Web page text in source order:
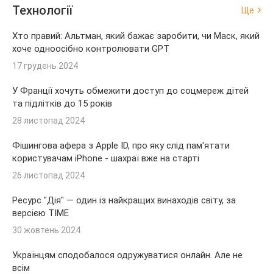
Технології Ще
Хто правий: Альтман, який бажає заробити, чи Маск, який
хоче одноосібно контролювати GPT
17 грудень 2024
У Франції хочуть обмежити доступ до соцмереж дітей
та підлітків до 15 років
28 листопад 2024
Фішингова афера з Apple ID, про яку слід пам'ятати
користувачам iPhone - шахраї вже на старті
26 листопад 2024
Ресурс "Дія" — один із найкращих винаходів світу, за
версією TIME
30 жовтень 2024
Українцям сподобалося одружуватися онлайн. Але не
всім